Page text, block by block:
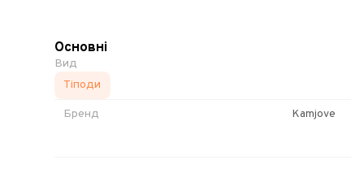
Основні
Вид
Тіподи
Бренд Kamjove